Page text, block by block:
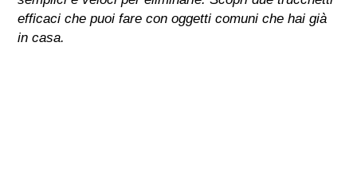
efficaci che puoi fare con oggetti comuni che hai già
in casa.